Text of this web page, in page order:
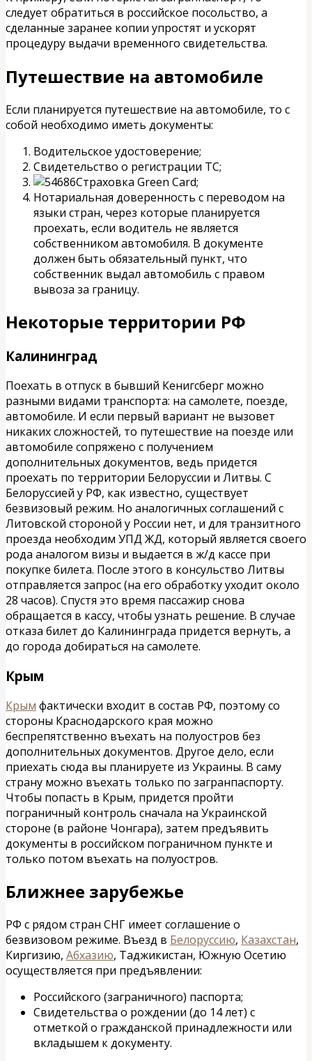
следует обратиться в российское посольство, а
сделанные заранее копии упростят и ускорят
процедуру выдачи временного свидетельства.
Путешествие на автомобиле
Если планируется путешествие на автомобиле, то с
собой необходимо иметь документы:
Водительское удостоверение;
Свидетельство о регистрации ТС;
Страховка Green Card;
Нотариальная доверенность с переводом на
языки стран, через которые планируется
проехать, если водитель не является
собственником автомобиля. В документе
должен быть обязательный пункт, что
собственник выдал автомобиль с правом
вывоза за границу.
Некоторые территории РФ
Калининград
Поехать в отпуск в бывший Кенигсберг можно
разными видами транспорта: на самолете, поезде,
автомобиле. И если первый вариант не вызовет
никаких сложностей, то путешествие на поезде или
автомобиле сопряжено с получением
дополнительных документов, ведь придется
проехать по территории Белоруссии и Литвы. С
Белоруссией у РФ, как известно, существует
безвизовый режим. Но аналогичных соглашений с
Литовской стороной у России нет, и для транзитного
проезда необходим УПД ЖД, который является своего
рода аналогом визы и выдается в ж/д кассе при
покупке билета. После этого в консульство Литвы
отправляется запрос (на его обработку уходит около
28 часов). Спустя это время пассажир снова
обращается в кассу, чтобы узнать решение. В случае
отказа билет до Калининграда придется вернуть, а
до города добираться на самолете.
Крым
Крым фактически входит в состав РФ, поэтому со
стороны Краснодарского края можно
беспрепятственно въехать на полуостров без
дополнительных документов. Другое дело, если
приехать сюда вы планируете из Украины. В саму
страну можно въехать только по загранпаспорту.
Чтобы попасть в Крым, придется пройти
пограничный контроль сначала на Украинской
стороне (в районе Чонгара), затем предъявить
документы в российском пограничном пункте и
только потом въехать на полуостров.
Ближнее зарубежье
РФ с рядом стран СНГ имеет соглашение о
безвизовом режиме. Въезд в Белоруссию, Казахстан,
Киргизию, Абхазию, Таджикистан, Южную Осетию
осуществляется при предъявлении:
Российского (заграничного) паспорта;
Свидетельства о рождении (до 14 лет) с
отметкой о гражданской принадлежности или
вкладышем к документу.